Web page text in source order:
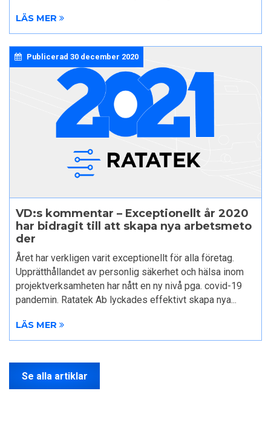
LÄS MER
VD:s kommentar – Exceptionellt år 2020
har bidragit till att skapa nya arbetsmeto
der
Året har verkligen varit exceptionellt för alla företag.
Upprätthållandet av personlig säkerhet och hälsa inom
projektverksamheten har nått en ny nivå pga. covid-19
pandemin. Ratatek Ab lyckades effektivt skapa nya...
LÄS MER
Publicerad 30 december 2020
Se alla artiklar